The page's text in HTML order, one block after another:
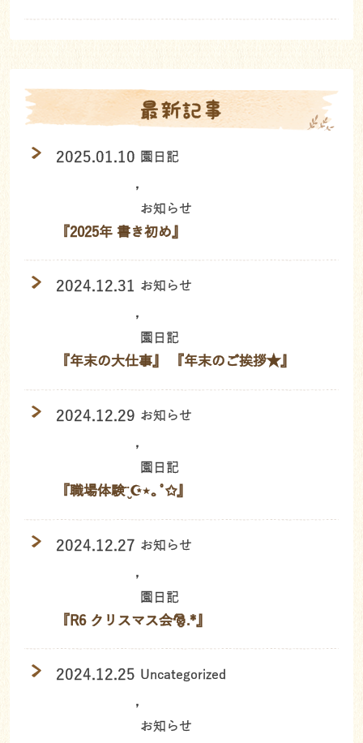
最新記事
2025.01.10 園日記
,
お知らせ
『2025年 書き初め』
2024.12.31 お知らせ
,
園日記
『年末の大仕事』 『年末のご挨拶★』
2024.12.29 お知らせ
,
園日記
『職場体験¨̮☪︎⋆｡˚✩』
2024.12.27 お知らせ
,
園日記
『R6 クリスマス会🎅.*』
2024.12.25 Uncategorized
,
お知らせ